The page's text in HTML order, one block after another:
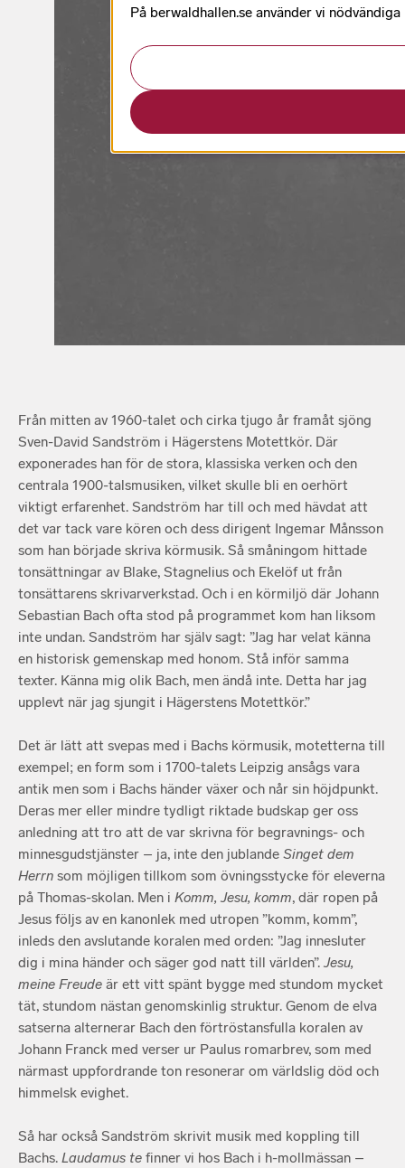
Från mitten av 1960-talet och cirka tjugo år framåt sjöng
Sven-David Sandström i Hägerstens Motettkör. Där
exponerades han för de stora, klassiska verken och den
centrala 1900-talsmusiken, vilket skulle bli en oerhört
viktigt erfarenhet. Sandström har till och med hävdat att
det var tack vare kören och dess dirigent Ingemar Månsson
som han började skriva körmusik. Så småningom hittade
tonsättningar av Blake, Stagnelius och Ekelöf ut från
tonsättarens skrivarverkstad. Och i en körmiljö där Johann
Sebastian Bach ofta stod på programmet kom han liksom
inte undan. Sandström har själv sagt: ”Jag har velat känna
en historisk gemenskap med honom. Stå inför samma
texter. Känna mig olik Bach, men ändå inte. Detta har jag
upplevt när jag sjungit i Hägerstens Motettkör.”
Det är lätt att svepas med i Bachs körmusik, motetterna till
exempel; en form som i 1700-talets Leipzig ansågs vara
antik men som i Bachs händer växer och når sin höjdpunkt.
Deras mer eller mindre tydligt riktade budskap ger oss
anledning att tro att de var skrivna för begravnings- och
minnesgudstjänster – ja, inte den jublande Singet dem
Herrn som möjligen tillkom som övningsstycke för eleverna
på Thomas-skolan. Men i Komm, Jesu, komm, där ropen på
Jesus följs av en kanonlek med utropen ”komm, komm”,
inleds den avslutande koralen med orden: ”Jag innesluter
dig i mina händer och säger god natt till världen”. Jesu,
meine Freude är ett vitt spänt bygge med stundom mycket
tät, stundom nästan genomskinlig struktur. Genom de elva
satserna alternerar Bach den förtröstansfulla koralen av
Johann Franck med verser ur Paulus romarbrev, som med
närmast uppfordrande ton resonerar om världslig död och
himmelsk evighet.
Så har också Sandström skrivit musik med koppling till
Bachs. Laudamus te finner vi hos Bach i h-mollmässan –
På berwaldhallen.se använder vi